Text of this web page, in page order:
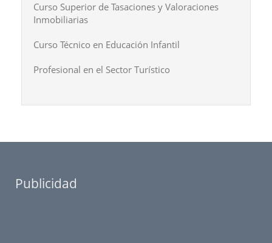
Curso Superior de Tasaciones y Valoraciones
Inmobiliarias
Curso Técnico en Educación Infantil
Profesional en el Sector Turístico
Publicidad